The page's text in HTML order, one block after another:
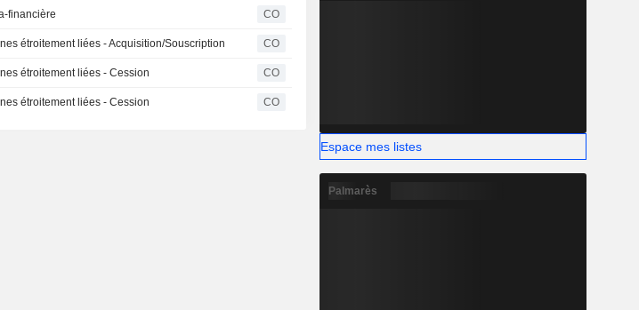
financière CO
étroitement liées - Acquisition/Souscription CO
étroitement liées - Cession CO
étroitement liées - Cession CO
Espace mes listes
Palmarès